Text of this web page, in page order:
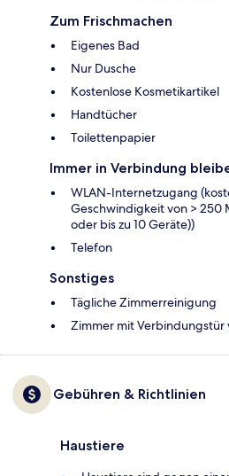
Zum Frischmachen
Eigenes Bad
Nur Dusche
Kostenlose Kosmetikartikel
Handtücher
Toilettenpapier
Immer in Verbindung
WLAN-Internetzugang
Geschwindigkeit von > 250
oder bis zu 10 Geräte))
Telefon
Sonstiges
Tägliche Zimmerreinigung
Zimmer mit Verbindungstür
Gebühren & Richtlinien
Haustiere